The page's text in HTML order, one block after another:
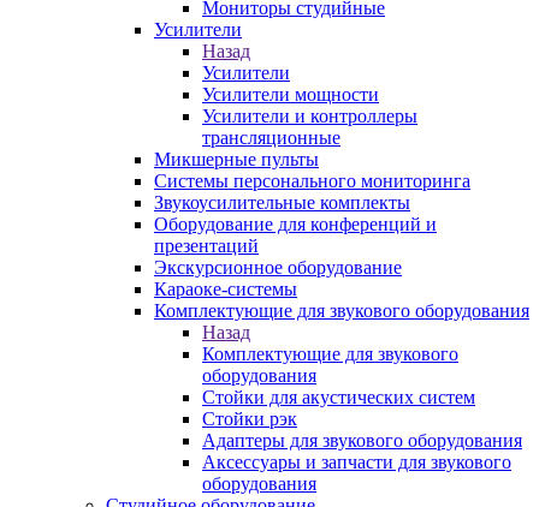
Мониторы студийные
Усилители
Назад
Усилители
Усилители мощности
Усилители и контроллеры
трансляционные
Микшерные пульты
Системы персонального мониторинга
Звукоусилительные комплекты
Оборудование для конференций и
презентаций
Экскурсионное оборудование
Караоке-системы
Комплектующие для звукового оборудования
Назад
Комплектующие для звукового
оборудования
Стойки для акустических систем
Стойки рэк
Адаптеры для звукового оборудования
Аксессуары и запчасти для звукового
оборудования